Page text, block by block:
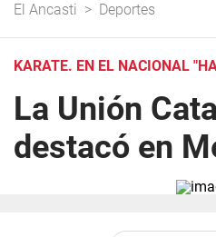
El Ancasti > Deportes
KARATE. EN EL NACIONAL
La Unión
destacó en